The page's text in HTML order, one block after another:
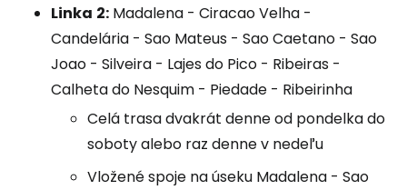
Linka 2: Madalena - Ciracao Velha -
Candelária - Sao Mateus - Sao Caetano - Sao
Joao - Silveira - Lajes do Pico - Ribeiras -
Calheta do Nesquim - Piedade - Ribeirinha
Celá trasa dvakrát denne od pondelka do
soboty alebo raz denne v nedeľu
Vložené spoje na úseku Madalena - Sao